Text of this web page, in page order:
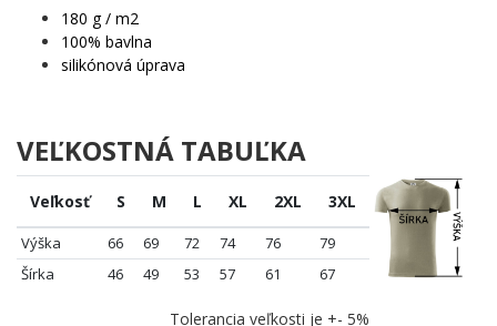
🎨 Nádherný polotónový dizajn oslavujúci české dedičstvo.
Podporte české plemeno – objednaj si svojho Šiperka!
180 g / m2
100% bavlna
silikónová úprava
VEĽKOSTNÁ TABUĽKA
Veľkosť S M L XL 2XL 3XL
Výška 66 69 72 74 76
79
Šírka
46 49 53 57 61 67
Tolerancia veľkosti je +- 5%